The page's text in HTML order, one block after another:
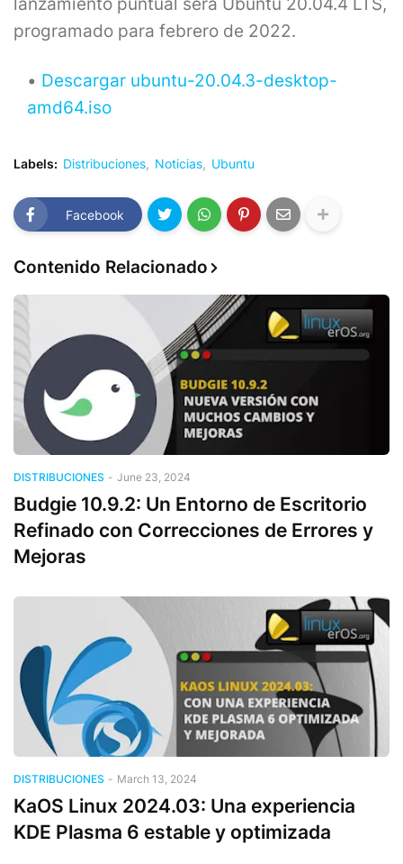
lanzamiento puntual será Ubuntu 20.04.4 LTS,
programado para febrero de 2022.
Descargar ubuntu-20.04.3-desktop-
amd64.iso
Labels: Distribuciones Noticias Ubuntu
Facebook
Contenido Relacionado
DISTRIBUCIONES - June 23, 2024
Budgie 10.9.2: Un Entorno de Escritorio
Refinado con Correcciones de Errores y
Mejoras
DISTRIBUCIONES - March 13, 2024
KaOS Linux 2024.03: Una experiencia
KDE Plasma 6 estable y optimizada